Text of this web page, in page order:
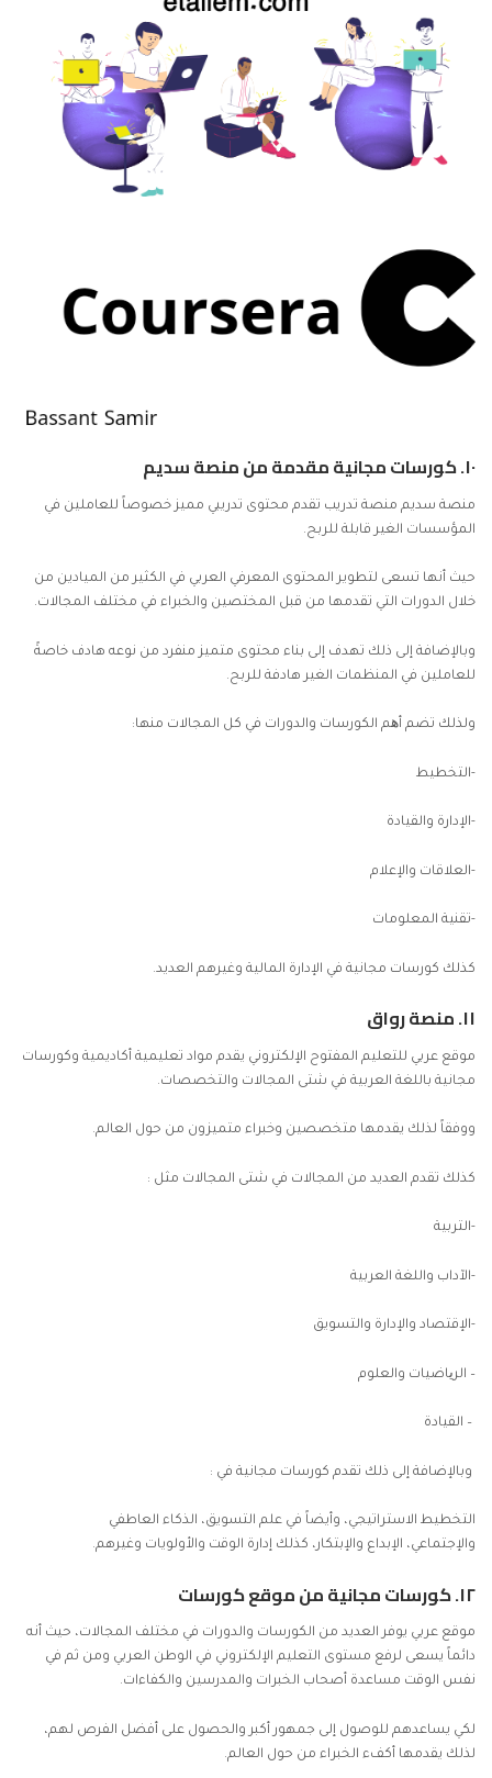
١٠. كورسات مجانية مقدمة من منصة سدیم
منصة سديم منصة تدريب تقدم محتوى تدريبي مميز خصوصاً للعاملين في
المؤسسات الغير قابلة للربح.
حيث أنها تسعى لتطوير المحتوى المعرفي العربي في الكثير من الميادين من
خلال الدورات التي تقدمها من قبل المختصين والخبراء في مختلف المجالات.
وبالإضافة إلى ذلك تهدف إلى بناء محتوى متميز منفرد من نوعه هادف خاصةً
للعاملين في المنظمات الغير هادفة للربح.
ولذلك تضم أھم الكورسات والدورات في كل المجالات منها:
-التخطيط
-الإدارة والقيادة
-العلاقات والإعلام
-تقنية المعلومات
كذلك كورسات مجانية في الإدارة المالية وغيرهم العديد.
١١. منصة رواق
موقع عربي للتعليم المفتوح الإلكتروني يقدم مواد تعليمية أكاديمية وكورسات
مجانية باللغة العربية في شتى المجالات والتخصصات.
ووفقاً لذلك يقدمها متخصصين وخبراء متميزون من حول العالم.
كذلك تقدم العديد من المجالات في شتى المجالات مثل :
-التربية
-الآداب واللغة العربية
-الإقتصاد والإدارة والتسويق
– الریاضيات والعلوم
– القيادة
وبالإضافة إلى ذلك تقدم كورسات مجانية في :
التخطيط الاستراتيجي، وأيضاً في علم التسويق، الذكاء العاطفي
والإجتماعي، الإبداع والإبتكار، كذلك إدارة الوقت والأولويات وغيرهم.
١٢. كورسات مجانية من موقع كورسات
موقع عربي يوفر العديد من الكورسات والدورات في مختلف المجالات، حيث أنه
دائماً يسعى لرفع مستوى التعليم الإلكتروني في الوطن العربي ومن ثم في
نفس الوقت مساعدة أصحاب الخبرات والمدرسين والكفاءات.
لكي يساعدهم للوصول إلى جمهور أكبر والحصول على أفضل الفرص لهم،
لذلك يقدمها أكفء الخبراء من حول العالم.